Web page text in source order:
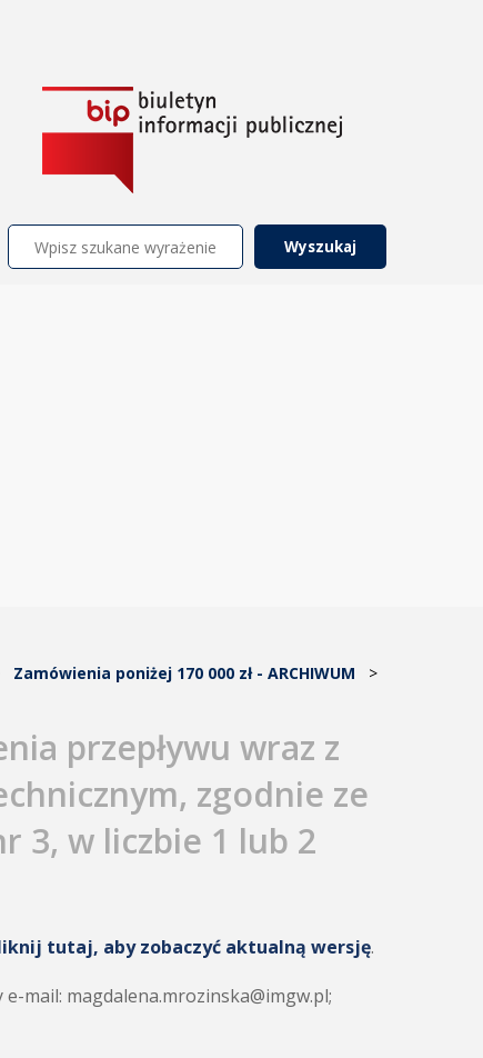
Szukaj:
Zamówienia poniżej 170 000 zł - ARCHIWUM >
przepływu wraz z
zgodnie ze
3, w liczbie 1 lub 2
tutaj, aby zobaczyć aktualną wersję.
mail: magdalena.mrozinska@imgw.pl;